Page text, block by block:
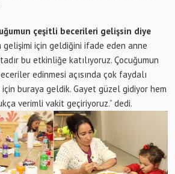
çeşitli becerileri gelişsin diye
gelişimi için geldiğini ifade eden anne
bu etkinliğe katılıyoruz. Çocuğumun
edinmesi açısında çok faydalı
için buraya geldik. Gayet güzel gidiyor hem
verimli vakit geçiriyoruz.” dedi.